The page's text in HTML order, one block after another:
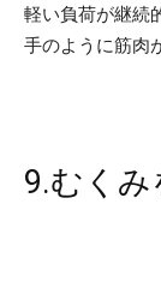
軽い負荷が継続
手のように筋肉
9.むくみ